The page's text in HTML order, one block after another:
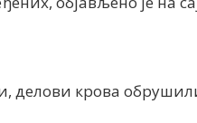
крова обрушили